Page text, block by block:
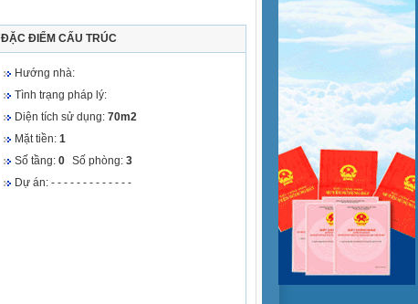
ĐẶC ĐIỂM CẤU TRÚC
Hướng nhà:
Tình trạng pháp lý:
Diện tích sử dụng: 70m2
Mặt tiền: 1
Số tầng: 0 Số phòng: 3
Dự án: - - - - - - - - - - - - -